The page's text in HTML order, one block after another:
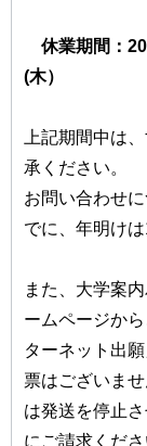
休業期間：
(木）
上記期間中は
承ください。
お問い合わせ
でに、年明け
また、大学案
ームページか
ターネット出
票はございま
は発送を停止
にご請求くださ